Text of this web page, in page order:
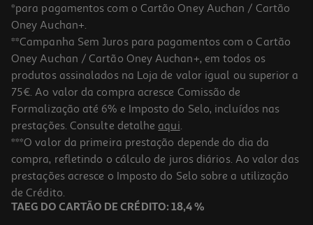
Capa Envelope A4 Auchan Plástico Perfurada Cores Sortidas
1.69 €/un
1,69 €
*para pagamentos com o Cartão Oney Auchan / Cartão
Oney Auchan+.
**Campanha Sem Juros para pagamentos com o Cartão
Oney Auchan / Cartão Oney Auchan+, em todos os
produtos assinalados na Loja de valor igual ou superior a
75€. Ao valor da compra acresce Comissão de
Formalização até 6% e Imposto do Selo, incluídos nas
prestações. Consulte detalhe aqui.
***O valor da primeira prestação depende do dia da
compra, refletindo o cálculo de juros diários. Ao valor das
prestações acresce o Imposto do Selo sobre a utilização
de Crédito.
TAEG DO CARTÃO DE CRÉDITO: 18,4 %